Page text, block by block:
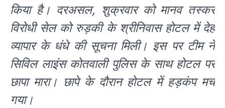
किया है। दरअसल, शुक्रवार को मानव तस्कर
विरोधी सेल को रुड़की के श्रीनिवास होटल में देह
व्यापार के धंधे की सूचना मिली। इस पर टीम ने
सिविल लाइंस कोतवाली पुलिस के साथ होटल पर
छापा मारा। छापे के दौरान होटल में हड़कंप मच
गया।